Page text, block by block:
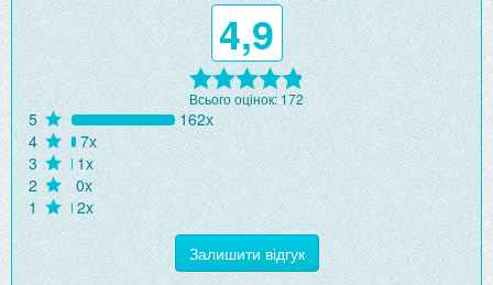
4,9
Всього оцінок: 172
5
162x
4
7x
3
1x
2
0x
1
2x
Залишити відгук